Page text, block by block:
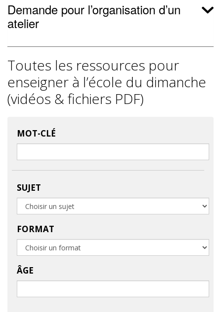
Demande pour l’organisation d’un
atelier
Toutes les ressources pour
enseigner à l’école du dimanche
(vidéos & fichiers PDF)
MOT-CLÉ
SUJET
FORMAT
ÂGE